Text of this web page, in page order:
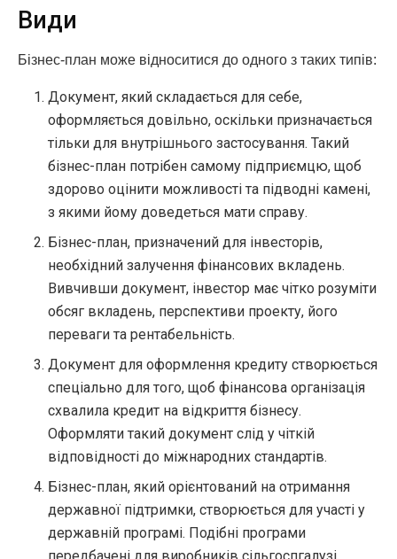
Види
Бізнес-план може відноситися до одного з таких типів:
Документ, який складається для себе,
оформляється довільно, оскільки призначається
тільки для внутрішнього застосування. Такий
бізнес-план потрібен самому підприємцю, щоб
здорово оцінити можливості та підводні камені,
з якими йому доведеться мати справу.
Бізнес-план, призначений для інвесторів,
необхідний залучення фінансових вкладень.
Вивчивши документ, інвестор має чітко розуміти
обсяг вкладень, перспективи проекту, його
переваги та рентабельність.
Документ для оформлення кредиту створюється
спеціально для того, щоб фінансова організація
схвалила кредит на відкриття бізнесу.
Оформляти такий документ слід у чіткій
відповідності до міжнародних стандартів.
Бізнес-план, який орієнтований на отримання
державної підтримки, створюється для участі у
державній програмі. Подібні програми
передбачені для виробників сільгоспгалузі,